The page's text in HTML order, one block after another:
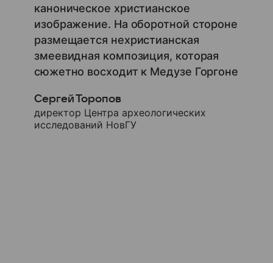
каноническое христианское
изображение. На оборотной стороне
размещается нехристианская
змеевидная композиция, которая
сюжетно восходит к Медузе Горгоне
Сергей Торопов
директор Центра археологических
исследований НовГУ